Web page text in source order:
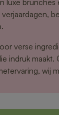
verse
indruk
wij